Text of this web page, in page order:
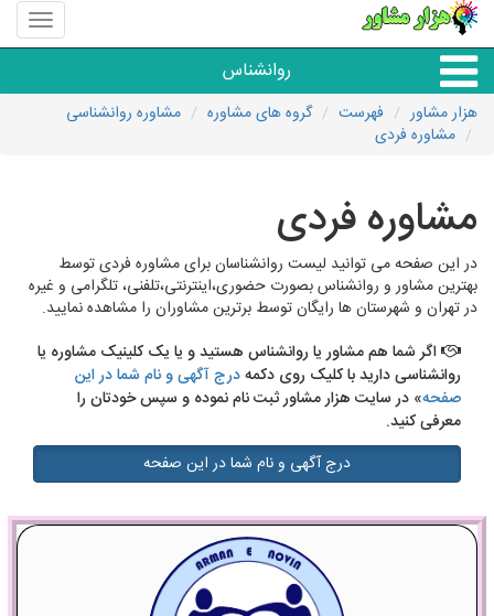
منوی
سایت
مشاور
روانشناس
هزار مشاور فهرست گروه های مشاوره
مشاوره روانشناسی
مشاوره فردی
مشاوره فردی
در این صفحه می توانید لیست روانشناسان برای مشاوره فردی توسط
بهترین مشاور و روانشناس بصورت حضوری،اینترنتی،تلفنی، تلگرامی و غیره
در تهران و شهرستان ها رایگان توسط برترین مشاوران را مشاهده نمایید.
اگر شما هم مشاور یا روانشناس هستید و یا یک کلینیک مشاوره یا
روانشناسی دارید با کلیک روی دکمهدرج آگهی و نام شما در این
صفحه» در سایت هزار مشاور ثبت نام نموده و سپس خودتان را
معرفی کنید.
درج آگهی و نام شما در این صفحه